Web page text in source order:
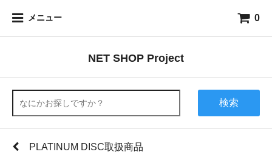
メニュー 0
NET SHOP Project
検索
PLATINUM DISC取扱商品